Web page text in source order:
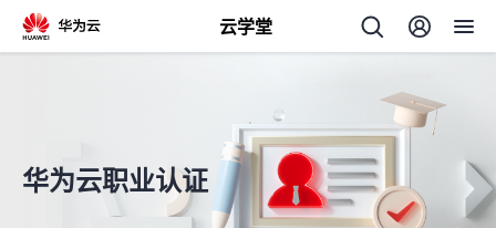
云学堂
华为云职业认证